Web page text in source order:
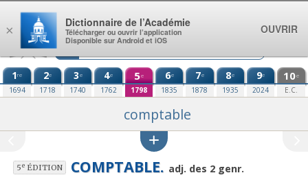
Aller au contenu
1re
1694
2e
1718
3e
1740
4e
1762
5e
1798
6e
1835
7e
1878
8e
1935
9e
2024
10e
E.C.
comptable
5eÉDITION COMPTABLE. adj. des 2 genr.
×
Dictionnaire de l’Académie
Télécharger ou ouvrir l’application
Disponible sur Android et iOS
OUVRIR